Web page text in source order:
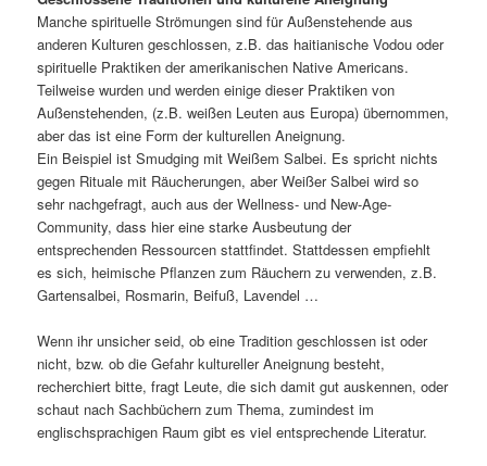
Manche spirituelle Strömungen sind für Außenstehende aus
anderen Kulturen geschlossen, z.B. das haitianische Vodou oder
spirituelle Praktiken der amerikanischen Native Americans.
Teilweise wurden und werden einige dieser Praktiken von
Außenstehenden, (z.B. weißen Leuten aus Europa) übernommen,
aber das ist eine Form der kulturellen Aneignung.
Ein Beispiel ist Smudging mit Weißem Salbei. Es spricht nichts
gegen Rituale mit Räucherungen, aber Weißer Salbei wird so
sehr nachgefragt, auch aus der Wellness- und New-Age-
Community, dass hier eine starke Ausbeutung der
entsprechenden Ressourcen stattfindet. Stattdessen empfiehlt
es sich, heimische Pflanzen zum Räuchern zu verwenden, z.B.
Gartensalbei, Rosmarin, Beifuß, Lavendel …
Wenn ihr unsicher seid, ob eine Tradition geschlossen ist oder
nicht, bzw. ob die Gefahr kultureller Aneignung besteht,
recherchiert bitte, fragt Leute, die sich damit gut auskennen, oder
schaut nach Sachbüchern zum Thema, zumindest im
englischsprachigen Raum gibt es viel entsprechende Literatur.